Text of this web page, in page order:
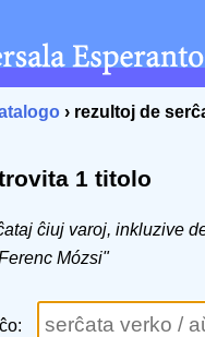
› rezultoj de
1 titolo
ĉiuj varoj, inkluzive
Mózsi"